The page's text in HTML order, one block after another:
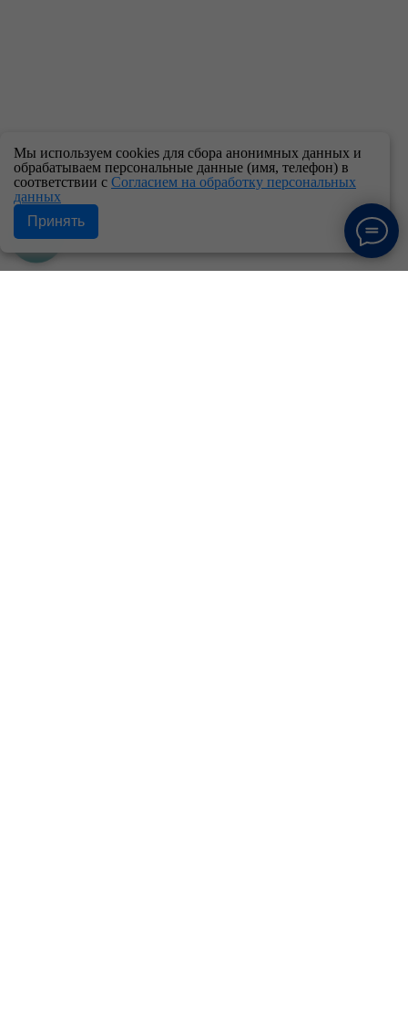
Мы используем cookies для сбора анонимных данных и
обрабатываем персональные данные (имя, телефон) в
соответствии с Согласием на обработку персональных
данных
Принять